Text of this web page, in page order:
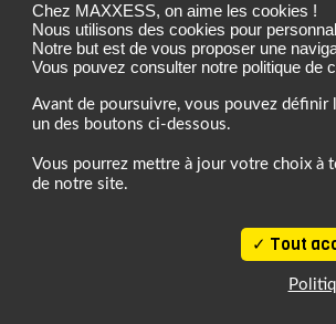
Chez MAXXESS, on aime les cookies !
Nous utilisons des cookies pour
Notre but est de vous proposer une
Vous pouvez consulter notre politique de
Avant de poursuivre, vous pouvez définir
un des boutons ci-dessous.
Vous pourrez mettre à jour votre choix à
de notre site.
Tout